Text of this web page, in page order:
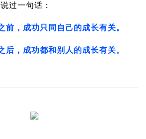
过一句话：
前，成功只同自己的成长有关。
后，成功都和别人的成长有关。